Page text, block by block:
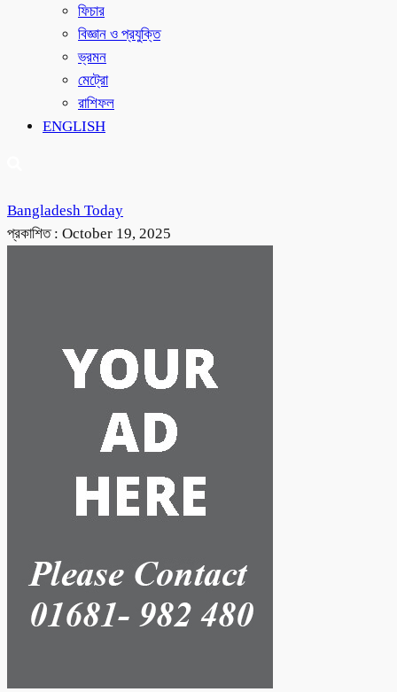
ফিচার
বিজ্ঞান ও প্রযুক্তি
ভ্রমন
মেট্রো
রাশিফল
ENGLISH
Bangladesh Today
প্রকাশিত : October 19, 2025